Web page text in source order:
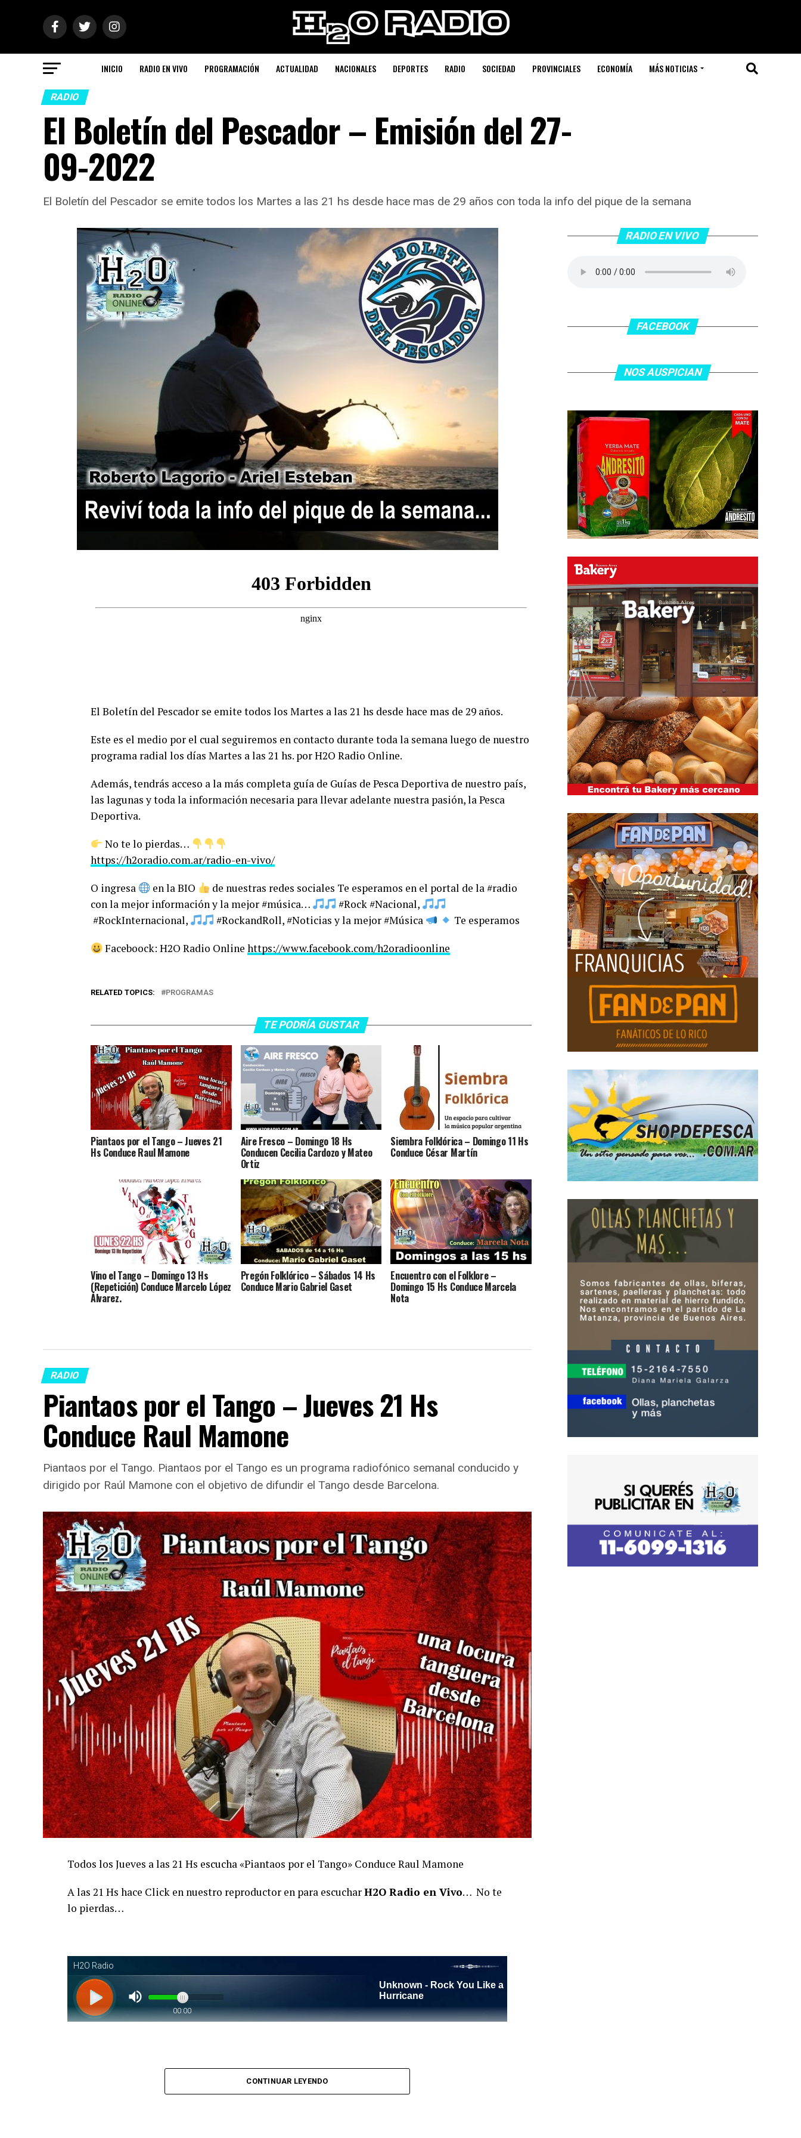
INICIO RADIO EN VIVO PROGRAMACIÓN ACTUALIDAD NACIONALES DEPORTES RADIO SOCIEDAD PROVINCIALES ECONOMÍA MÁS NOTICIAS
RADIO
El Boletín del Pescador – Emisión del 27-
09-2022
El Boletín del Pescador se emite todos los Martes a las 21 hs desde hace mas de 29 años con toda la info del pique de la semana
El Boletín del Pescador se emite todos los Martes a las 21 hs desde hace mas de 29 años.
Este es el medio por el cual seguiremos en contacto durante toda la semana luego de nuestro
programa radial los días Martes a las 21 hs. por H2O Radio Online.
Además, tendrás acceso a la más completa guía de Guías de Pesca Deportiva de nuestro país,
las lagunas y toda la información necesaria para llevar adelante nuestra pasión, la Pesca
Deportiva.
No te lo pierdas…
https://h2oradio.com.ar/radio-en-vivo/
O ingresa en la BIO
de nuestras redes sociales Te esperamos en el portal de la #radio
con la mejor información y la mejor #música…
#Rock #Nacional,
#RockInternacional,
#RockandRoll, #Noticias y la mejor #Música Te esperamos
Faceboock: H2O Radio Onlinehttps://www.facebook.com/h2oradioonline
RELATED TOPICS: PROGRAMAS
TE PODRÍA GUSTAR
Piantaos por el Tango – Jueves 21
Hs Conduce Raul Mamone
Aire Fresco – Domingo 18 Hs
Conducen Cecilia Cardozo y Mateo
Ortiz
Siembra Folklórica – Domingo 11 Hs
Conduce César Martín
Vino el Tango – Domingo 13 Hs
(Repetición) Conduce Marcelo López
Álvarez.
Pregón Folklórico – Sábados 14 Hs
Conduce Mario Gabriel Gaset
Encuentro con el Folklore –
Domingo 15 Hs Conduce Marcela
Nota
RADIO
Piantaos por el Tango – Jueves 21 Hs
Conduce Raul Mamone
Piantaos por el Tango. Piantaos por el Tango es un programa radiofónico semanal conducido y
dirigido por Raúl Mamone con el objetivo de difundir el Tango desde Barcelona.
Todos los Jueves a las 21 Hs escucha «Piantaos por el Tango» Conduce Raul Mamone
A las 21 Hs hace Click en nuestro reproductor en para escucharH2O Radio en Vivo… No te
lo pierdas…
Piantaos por el Tango
. Piantaos por el Tango es un programa radiofónico semanal
conducido y dirigido por Raúl Mamone con el objetivo de difundir el Tango desde Barcelona.
CONTINUAR LEYENDO
RADIO EN VIVO
FACEBOOK
NOS AUSPICIAN